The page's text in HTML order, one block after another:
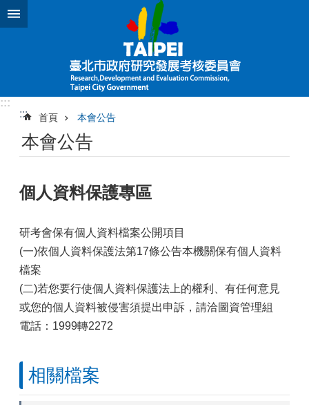
跳到主要內容區塊
:::
:::
首頁 本會公告
本會公告
個人資料保護專區
研考會保有個人資料檔案公開項目
(一)依個人資料保護法第17條公告本機關保有個人資料
檔案
(二)若您要行使個人資料保護法上的權利、有任何意見
或您的個人資料被侵害須提出申訴，請洽圖資管理組
電話：1999轉2272
相關檔案